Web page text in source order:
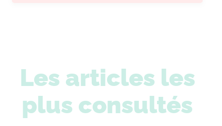
Les articles les
plus consultés